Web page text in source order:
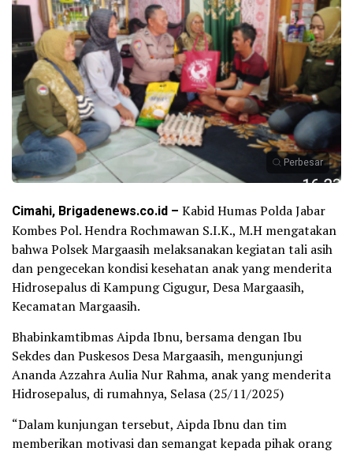
Perbesar
Cimahi, Brigadenews.co.id – Kabid Humas Polda Jabar
Kombes Pol. Hendra Rochmawan S.I.K., M.H mengatakan
bahwa Polsek Margaasih melaksanakan kegiatan tali asih
dan pengecekan kondisi kesehatan anak yang menderita
Hidrosepalus di Kampung Cigugur, Desa Margaasih,
Kecamatan Margaasih.
Bhabinkamtibmas Aipda Ibnu, bersama dengan Ibu
Sekdes dan Puskesos Desa Margaasih, mengunjungi
Ananda Azzahra Aulia Nur Rahma, anak yang menderita
Hidrosepalus, di rumahnya, Selasa (25/11/2025)
“Dalam kunjungan tersebut, Aipda Ibnu dan tim
memberikan motivasi dan semangat kepada pihak orang